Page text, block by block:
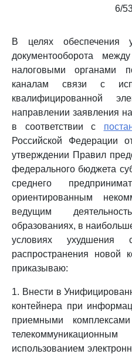
6/
В целях обеспечения
документооборота
налоговыми органами
каналам связи с
квалифицированной
направлении заявления
в соответствии с
Российской Федерации
утверждении Правил
федерального бюджета
среднего
ориентированным
ведущим
образованиях, в
условиях ухудшения
распространения новой
приказываю:
1. Внести в
контейнера при
приемными
использованием